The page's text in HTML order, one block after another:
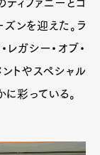
ティファニーとコ
ンを迎えた。ラ
レガシー・オブ・
ントやスペシャル
彩っている。